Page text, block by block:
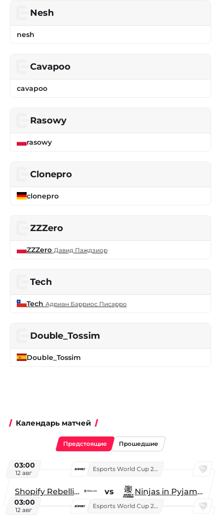
Nesh
nesh
Cavapoo
cavapoo
Rasowy
rasowy
Clonepro
clonepro
ZZZero
ZZZero Давид Паждзиор
Tech
Tech Адриан Барриос Писарро
Double_Tossim
Double_Tossim
Календарь матчей
Предстоящие Прошедшие
03:00
12 авг
Esports World Cup 2026
Shopify Rebellion vs Ninjas in Pyjamas
03:00
12 авг
Esports World Cup 2026